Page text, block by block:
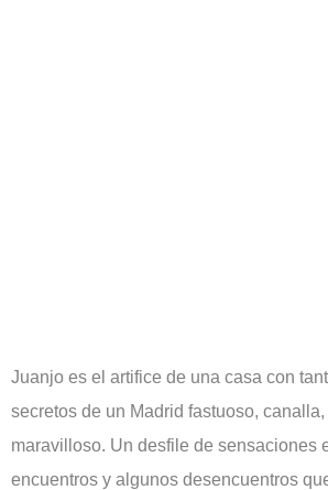
Juanjo es el artifice de una casa con
secretos de un Madrid fastuoso,
maravilloso. Un desfile de sensaciones
encuentros y algunos desencuentros